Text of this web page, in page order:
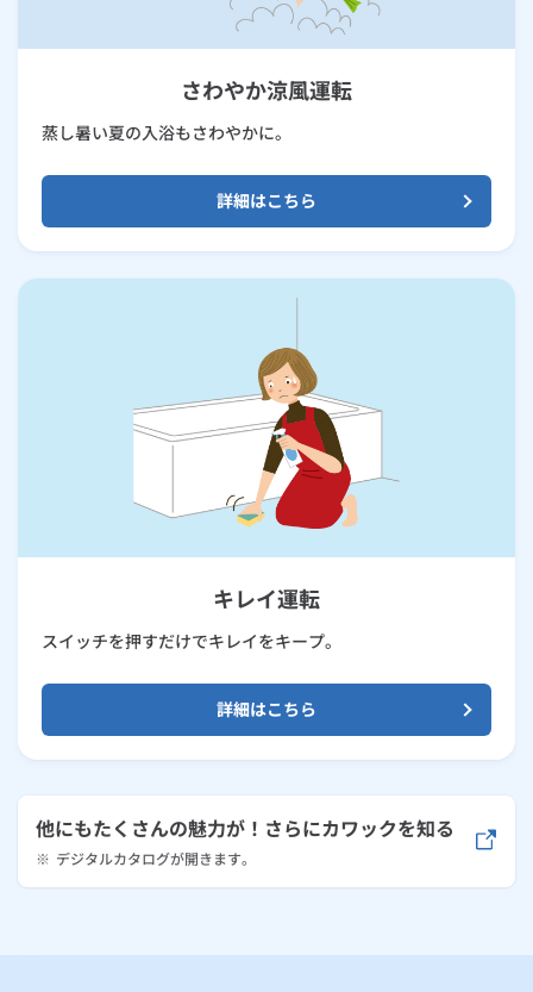
さわやか涼風運転
蒸し暑い夏の入浴もさわやかに。
詳細はこちら
キレイ運転
スイッチを押すだけでキレイをキープ。
詳細はこちら
他にもたくさんの魅力が！さらにカワックを知る
※ デジタルカタログが開きます。